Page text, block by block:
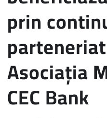
prin
Asociația
CEC Bank